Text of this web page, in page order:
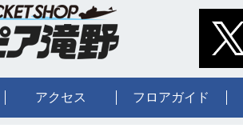
アクセス フロアガイド